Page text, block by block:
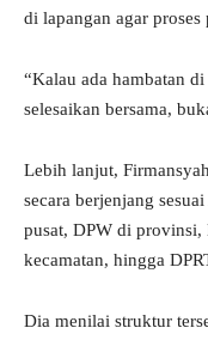
di lapangan agar
“Kalau ada hambatan
selesaikan bersama,
Lebih lanjut,
secara berjenjang
pusat, DPW di
kecamatan, hingga
Dia menilai struktur